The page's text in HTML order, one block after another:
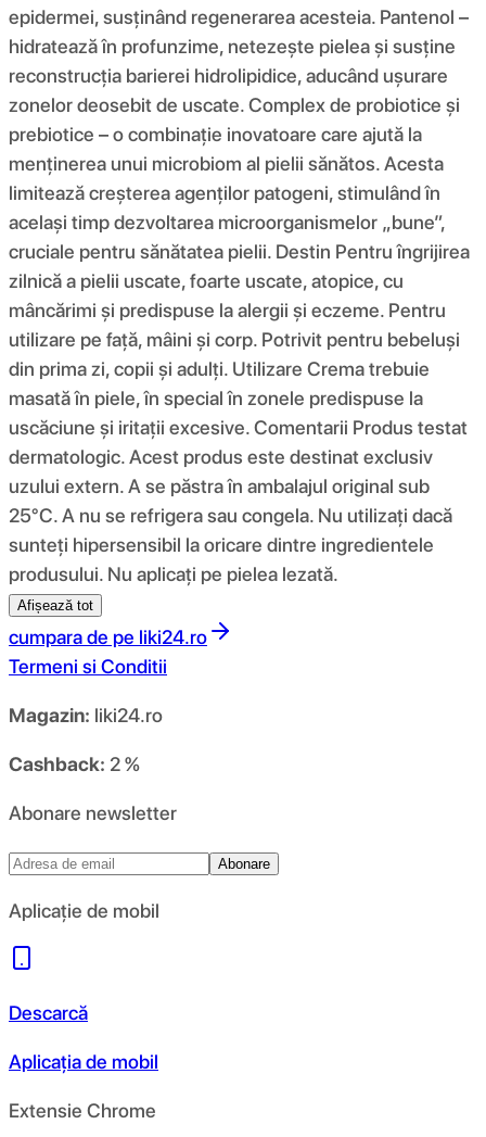
epidermei, susținând regenerarea acesteia. Pantenol –
hidratează în profunzime, netezește pielea și susține
reconstrucția barierei hidrolipidice, aducând ușurare
zonelor deosebit de uscate. Complex de probiotice și
prebiotice – o combinație inovatoare care ajută la
menținerea unui microbiom al pielii sănătos. Acesta
limitează creșterea agenților patogeni, stimulând în
același timp dezvoltarea microorganismelor „bune”,
cruciale pentru sănătatea pielii. Destin Pentru îngrijirea
zilnică a pielii uscate, foarte uscate, atopice, cu
mâncărimi și predispuse la alergii și eczeme. Pentru
utilizare pe față, mâini și corp. Potrivit pentru bebeluși
din prima zi, copii și adulți. Utilizare Crema trebuie
masată în piele, în special în zonele predispuse la
uscăciune și iritații excesive. Comentarii Produs testat
dermatologic. Acest produs este destinat exclusiv
uzului extern. A se păstra în ambalajul original sub
25°C. A nu se refrigera sau congela. Nu utilizați dacă
sunteți hipersensibil la oricare dintre ingredientele
produsului. Nu aplicați pe pielea lezată.
Afișează tot
cumpara de pe liki24.ro
Termeni si Conditii
Magazin: liki24.ro
Cashback: 2 %
Abonare newsletter
Abonare
Aplicație de mobil
Descarcă
Aplicația de mobil
Extensie Chrome